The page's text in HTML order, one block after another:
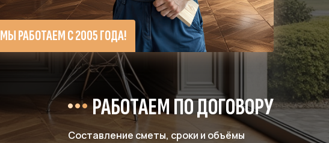
МЫ РАБОТАЕМ С 2005 ГОДА!
РАБОТАЕМ ПО ДОГОВОРУ
Составление сметы, сроки и объёмы